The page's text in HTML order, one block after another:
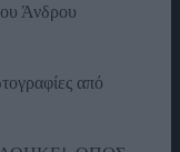
Άνδρου
από